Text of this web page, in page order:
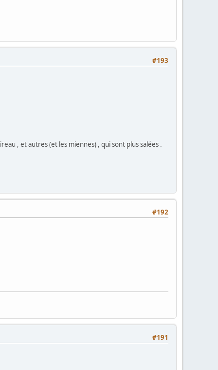
#193
, et autres (et les miennes) , qui sont plus salées .
#192
#191